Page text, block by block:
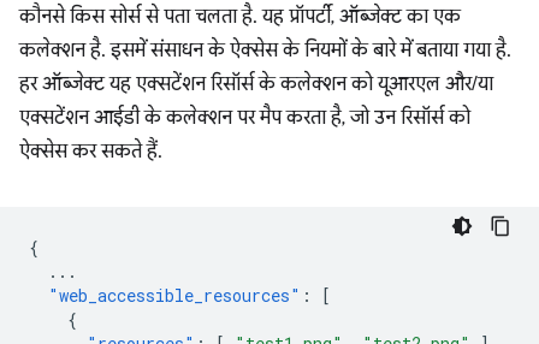
कौनसे किस सोर्स से पता चलता है. यह प्रॉपर्टी, ऑब्जेक्ट का एक
कलेक्शन है. इसमें संसाधन के ऐक्सेस के नियमों के बारे में बताया गया है.
हर ऑब्जेक्ट यह एक्सटेंशन रिसॉर्स के कलेक्शन को यूआरएल और/या
एक्सटेंशन आईडी के कलेक्शन पर मैप करता है, जो उन रिसॉर्स को
ऐक्सेस कर सकते हैं.
{
...
"web_accessible_resources" :
[
{